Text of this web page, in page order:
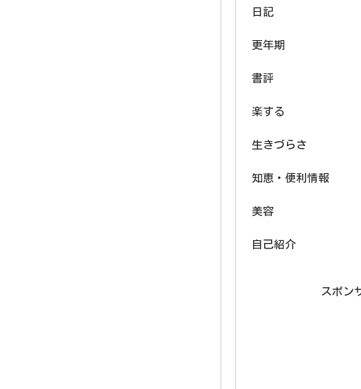
日記
更年期
書評
楽する
生きづらさ
知恵・便利情報
美容
自己紹介
スポン